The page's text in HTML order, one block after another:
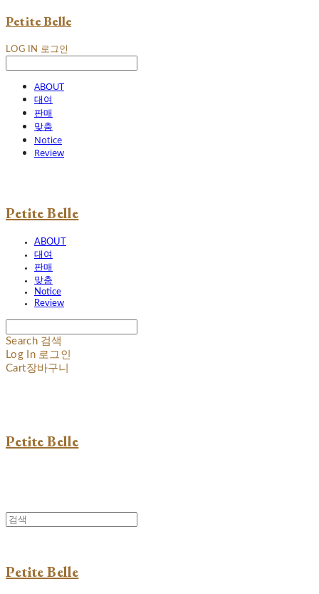
Petite Belle
LOG IN 로그인
ABOUT
대여
판매
맞춤
Notice
Review
Petite Belle
ABOUT
대여
판매
맞춤
Notice
Review
Search 검색
Log In 로그인
Cart장바구니
Petite Belle
Petite Belle